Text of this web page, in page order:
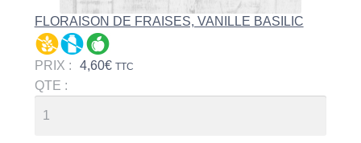
FLORAISON DE FRAISES, VANILLE BASILIC
PRIX : 4,60€ TTC
QTE :